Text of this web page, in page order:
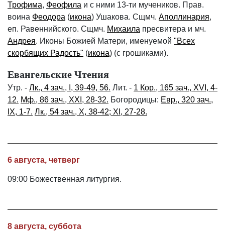
Трофима, Феофила и с ними 13-ти мучеников. Прав.
воина Феодора (икона) Ушакова. Сщмч. Аполлинария,
еп. Равеннийского. Сщмч. Михаила пресвитера и мч.
Андрея. Иконы Божией Матери, именуемой "Всех
скорбящих Радость" (икона) (с грошиками).
Евангельские Чтения
Утр. - Лк., 4 зач., I, 39-49, 56. Лит. - 1 Кор., 165 зач., XVI, 4-
12. Мф., 86 зач., XXI, 28-32. Богородицы: Евр., 320 зач.,
IX, 1-7. Лк., 54 зач., X, 38-42; XI, 27-28.
6 августа, четверг
09:00 Божественная литургия.
8 августа, суббота